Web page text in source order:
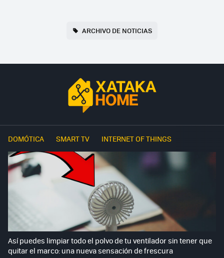
ARCHIVO DE NOTICIAS
DOMÓTICA SMART TV INTERNET OF THINGS
Así puedes limpiar todo el polvo de tu ventilador sin tener que
quitar el marco: una nueva sensación de frescura